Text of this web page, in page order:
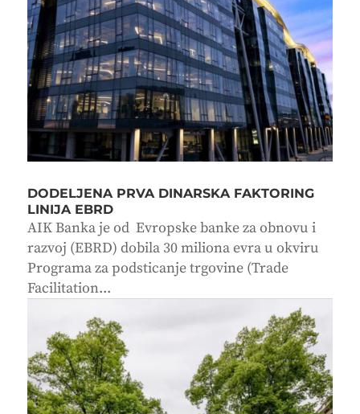
DODELJENA PRVA DINARSKA FAKTORING
LINIJA EBRD
AIK Banka je od Evropske banke za obnovu i
razvoj (EBRD) dobila 30 miliona evra u okviru
Programa za podsticanje trgovine (Trade
Facilitation...